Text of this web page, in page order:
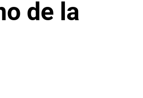
de la